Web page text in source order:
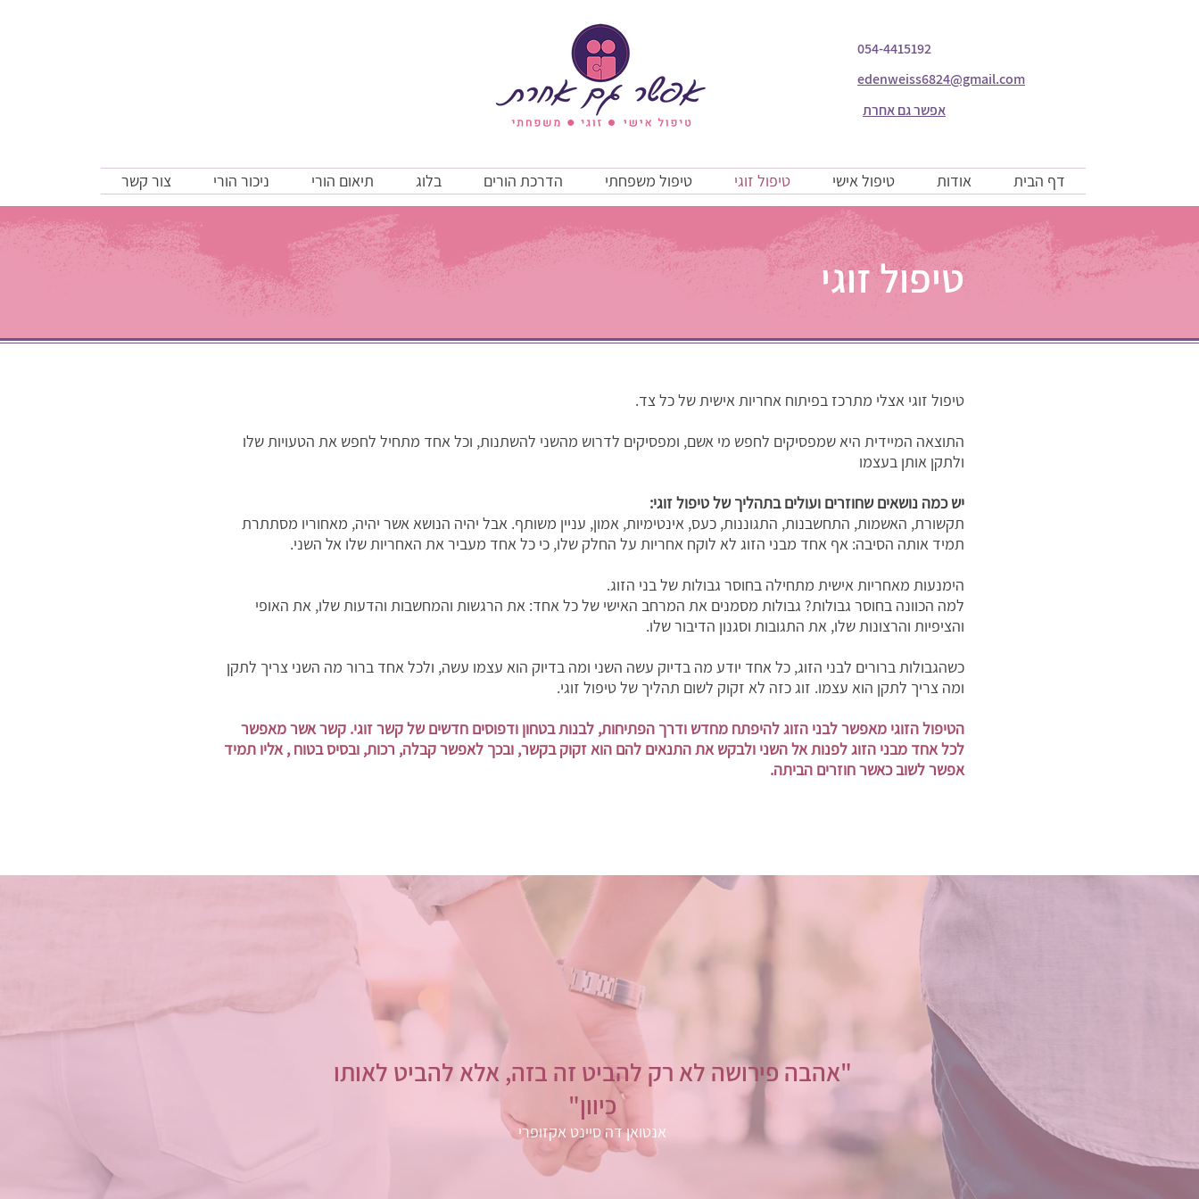
054-4415192
edenweiss6824@gmail.com
אפשר גם אחרת
דף הבית אודות טיפול אישי טיפול זוגי טיפול משפחתי הדרכת הורים בלוג תיאום הורי ניכור הורי צור קשר
טיפול זוגי
טיפול זוגי אצלי מתרכז בפיתוח אחריות אישית של כל צד.
התוצאה המיידית היא שמפסיקים לחפש מי אשם, ומפסיקים לדרוש מהשני להשתנות, וכל אחד מתחיל לחפש את הטעויות שלו
ולתקן אותן בעצמו
יש כמה נושאים שחוזרים ועולים בתהליך של טיפול זוגי:
תקשורת, האשמות, התחשבנות, התגוננות, כעס, אינטימיות, אמון, עניין משותף. אבל יהיה הנושא אשר יהיה, מאחוריו מסתתרת
תמיד אותה הסיבה: אף אחד מבני הזוג לא לוקח אחריות על החלק שלו, כי כל אחד מעביר את האחריות שלו אל השני.
הימנעות מאחריות אישית מתחילה בחוסר גבולות של בני הזוג.
למה הכוונה בחוסר גבולות? גבולות מסמנים את המרחב האישי של כל אחד: את הרגשות והמחשבות והדעות שלו, את האופי
והציפיות והרצונות שלו, את התגובות וסגנון הדיבור שלו.
כשהגבולות ברורים לבני הזוג, כל אחד יודע מה בדיוק עשה השני ומה בדיוק הוא עצמו עשה, ולכל אחד ברור מה השני צריך לתקן
ומה צריך לתקן הוא עצמו. זוג כזה לא זקוק לשום תהליך של טיפול זוגי.
הטיפול הזוגי מאפשר לבני הזוג להיפתח מחדש ודרך הפתיחות, לבנות בטחון ודפוסים חדשים של קשר זוגי. קשר אשר מאפשר
לכל אחד מבני הזוג לפנות אל השני ולבקש את התנאים להם הוא זקוק בקשר, ובכך לאפשר קבלה, רכות, ובסיס בטוח , אליו תמיד
אפשר לשוב כאשר חוזרים הביתה.
"אהבה פירושה לא רק להביט זה בזה, אלא להביט לאותו
כיוון"
אנטואן דה סיינט אקזופרי